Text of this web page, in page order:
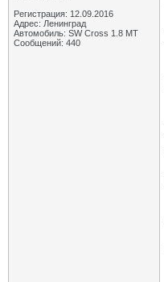
Регистрация: 12.09.2016
Адрес: Ленинград
Автомобиль: SW Cross 1.8 MT
Сообщений: 440